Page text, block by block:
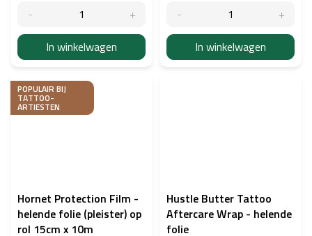
In winkelwagen In winkelwagen
POPULAIR BIJ
TATTOO-
ARTIESTEN
Hornet Protection Film -
helende folie (pleister) op
rol 15cm x 10m
Hustle Butter Tattoo
Aftercare Wrap - helende
folie